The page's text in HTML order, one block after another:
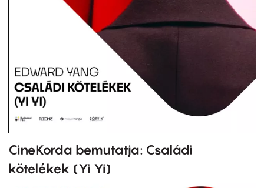
CineKorda bemutatja: Családi
kötelékek (Yi Yi)